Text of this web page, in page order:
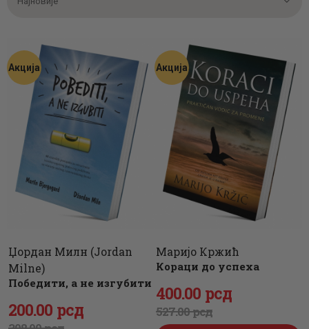
ПИСМО
Акција
Џордан Милн (Jordan
Milne)
Победити, а не изгубити
Оригинална
200.00 рсд
Тренутна
Акција
Маријо Кржић
Кораци до успеха
527.00рсд
Оригинална
цена
400.00 рсд
Тренутна
цена